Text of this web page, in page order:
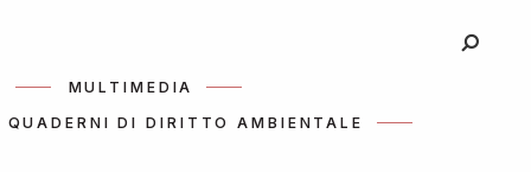
MULTIMEDIA
QUADERNI DI DIRITTO AMBIENTALE